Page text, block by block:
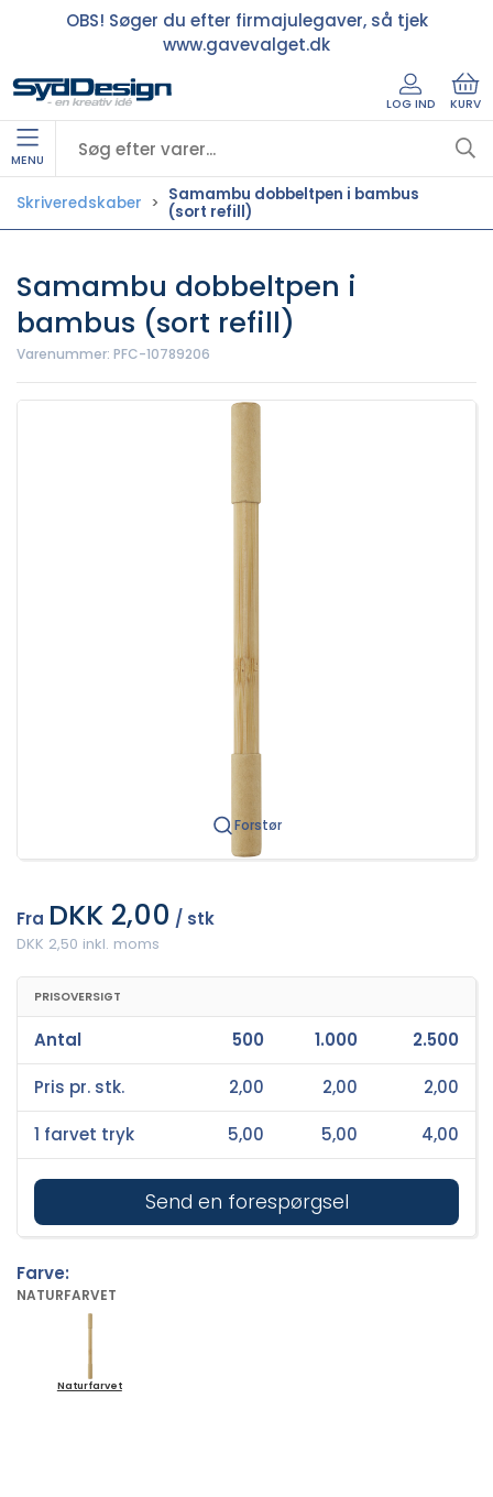
OBS! Søger du efter firmajulegaver, så tjek
www.gavevalget.dk
LOG IND KURV
MENU
Skriveredskaber
Samambu dobbeltpen i bambus
(sort refill)
Samambu dobbeltpen i
bambus (sort refill)
Varenummer: PFC-10789206
Forstør
Fra DKK 2,00 / stk
DKK 2,50 inkl. moms
PRISOVERSIGT
Send en forespørgsel
Antal 500 1.000 2.500
Pris pr. stk. 2,00 2,00 2,00
1 farvet tryk 5,00 5,00 4,00
Farve:
NATURFARVET
Naturfarvet